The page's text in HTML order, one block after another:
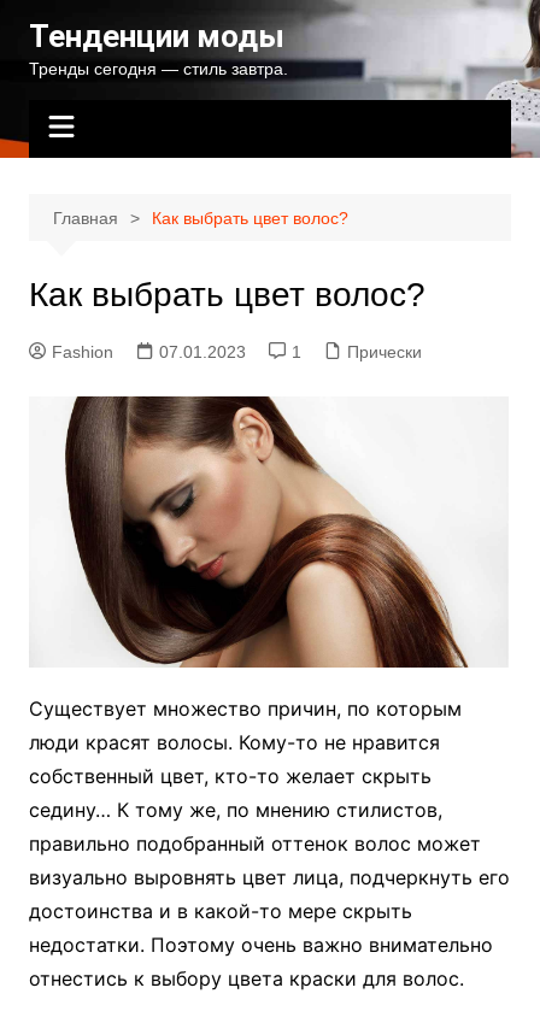
содержимому
Тенденции моды
Тренды сегодня — стиль завтра.
Главная Как выбрать цвет волос?
Как выбрать цвет волос?
Fashion 07.01.2023 1 Прически
Существует множество причин, по которым
люди красят волосы. Кому-то не нравится
собственный цвет, кто-то желает скрыть
седину… К тому же, по мнению стилистов,
правильно подобранный оттенок волос может
визуально выровнять цвет лица, подчеркнуть его
достоинства и в какой-то мере скрыть
недостатки. Поэтому очень важно внимательно
отнестись к выбору цвета краски для волос.